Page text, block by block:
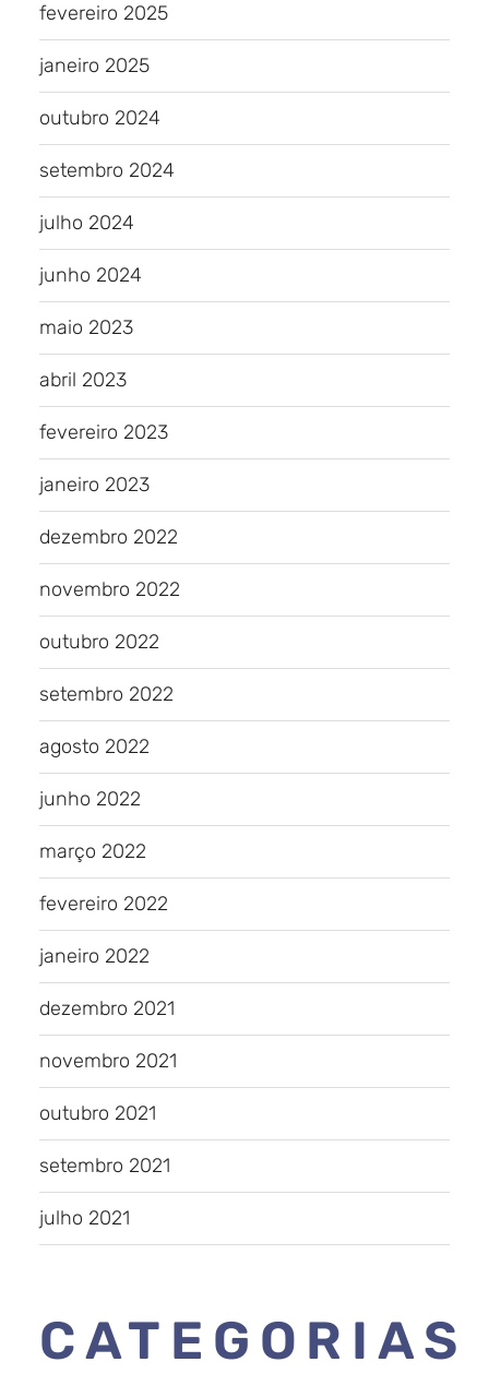
fevereiro 2025
janeiro 2025
outubro 2024
setembro 2024
julho 2024
junho 2024
maio 2023
abril 2023
fevereiro 2023
janeiro 2023
dezembro 2022
novembro 2022
outubro 2022
setembro 2022
agosto 2022
junho 2022
março 2022
fevereiro 2022
janeiro 2022
dezembro 2021
novembro 2021
outubro 2021
setembro 2021
julho 2021
CATEGORIAS